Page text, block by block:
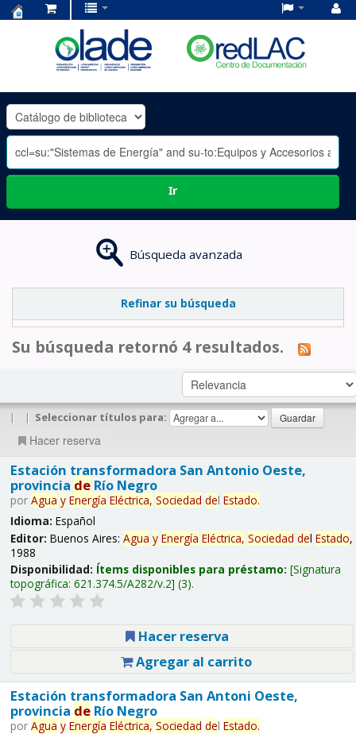
OLADE
-
Ir
Búsqueda avanzada
Refinar su búsqueda
Su búsqueda retornó 4 resultados.
| | Seleccionar títulos para:
Hacer reserva
Estación transformadora San Antonio Oeste,
provincia deRío Negro
por Agua y Energía Eléctrica, Sociedad del Estado.
Idioma: Español
Editor: Buenos Aires: Agua y Energía Eléctrica, Sociedad del Estado,
1988
Disponibilidad: Ítems disponibles para préstamo: Signatura
topográfica: 621.374.5/A282/v.2 (3).
Hacer reserva
Agregar al carrito
Estación transformadora San Antoni Oeste,
provincia deRío Negro
por Agua y Energía Eléctrica, Sociedad del Estado.